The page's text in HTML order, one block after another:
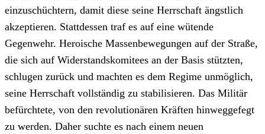
einzuschüchtern, damit diese seine Herrschaft ängstlich
akzeptieren. Stattdessen traf es auf eine wütende
Gegenwehr. Heroische Massenbewegungen auf der Straße,
die sich auf Widerstandskomitees an der Basis stützten,
schlugen zurück und machten es dem Regime unmöglich,
seine Herrschaft vollständig zu stabilisieren. Das Militär
befürchtete, von den revolutionären Kräften hinweggefegt
zu werden. Daher suchte es nach einem neuen